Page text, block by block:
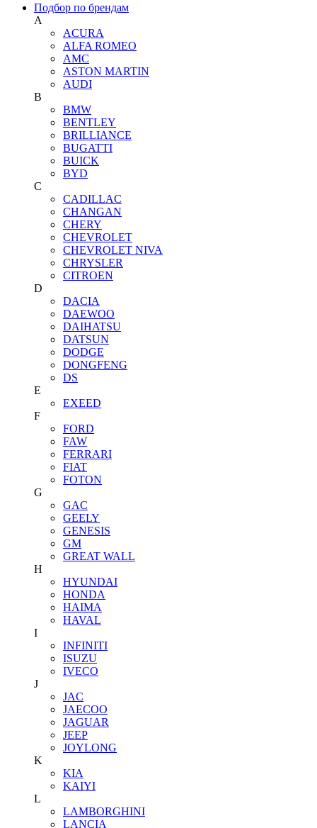
Подбор по брендам
A
ACURA
ALFA ROMEO
AMC
ASTON MARTIN
AUDI
B
BMW
BENTLEY
BRILLIANCE
BUGATTI
BUICK
BYD
C
CADILLAC
CHANGAN
CHERY
CHEVROLET
CHEVROLET NIVA
CHRYSLER
CITROEN
D
DACIA
DAEWOO
DAIHATSU
DATSUN
DODGE
DONGFENG
DS
E
EXEED
F
FORD
FAW
FERRARI
FIAT
FOTON
G
GAC
GEELY
GENESIS
GM
GREAT WALL
H
HYUNDAI
HONDA
HAIMA
HAVAL
I
INFINITI
ISUZU
IVECO
J
JAC
JAECOO
JAGUAR
JEEP
JOYLONG
K
KIA
KAIYI
L
LAMBORGHINI
LANCIA